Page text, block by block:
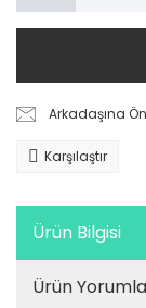
Arkadaşına
Karşılaştır
Ürün Bilgisi
Ürün